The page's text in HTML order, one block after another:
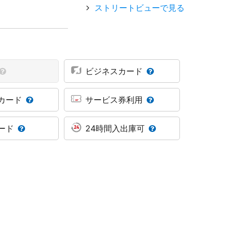
ストリートビューで見る
ビジネスカード
ード サービス券利用
ド 24時間入出庫可